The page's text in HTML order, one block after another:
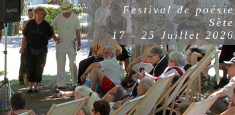
Festival de poésie
Sète
17 - 25 Juillet 2026